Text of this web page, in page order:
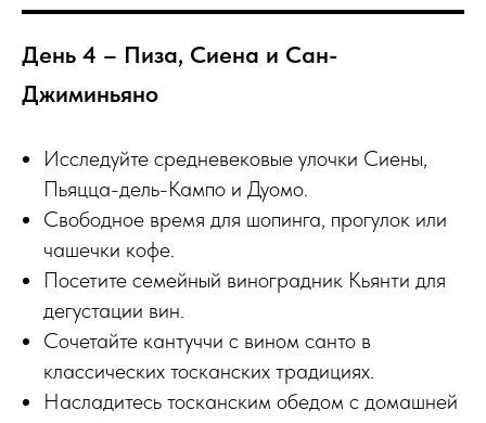
День 4 – Пиза, Сиена и Сан-
Джиминьяно
Исследуйте средневековые улочки Сиены,
Пьяцца-дель-Кампо и Дуомо.
Свободное время для шопинга, прогулок или
чашечки кофе.
Посетите семейный виноградник Кьянти для
дегустации вин.
Сочетайте кантуччи с вином санто в
классических тосканских традициях.
Насладитесь тосканским обедом с домашней